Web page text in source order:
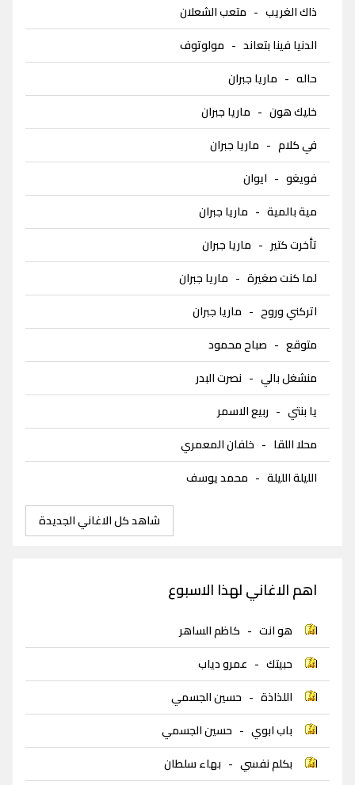
ذاك الغريب - متعب الشعلان
الدنيا فينا بتعاند - مولوتوف
حاله - ماريا جبران
خليك هون - ماريا جبران
في كلام - ماريا جبران
فويغو - ايوان
مية بالمية - ماريا جبران
تأخرت كتير - ماريا جبران
لما كنت صغيرة - ماريا جبران
اتركني وروح - ماريا جبران
متوقع - صباح محمود
منشغل بالي - نصرت البدر
يا بنتي - ربيع الاسمر
محلا اللقا - خلفان المعمري
الليلة الليلة - محمد يوسف
شاهد كل الاغاني الجديدة
اهم الاغاني لهذا الاسبوع
هو انت - كاظم الساهر
حبيتك - عمرو دياب
اللذاذة - حسين الجسمي
باب ابوي - حسين الجسمي
بكلم نفسي - بهاء سلطان